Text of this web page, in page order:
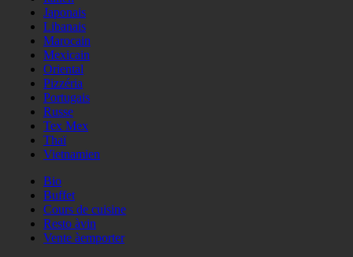
Japonais
Libanais
Marocain
Mexicain
Oriental
Pizzéria
Portugais
Russe
Tex Mex
Thaï
Vietnamien
Bio
Buffet
Cours de cuisine
Resto àvin
Vente àemporter